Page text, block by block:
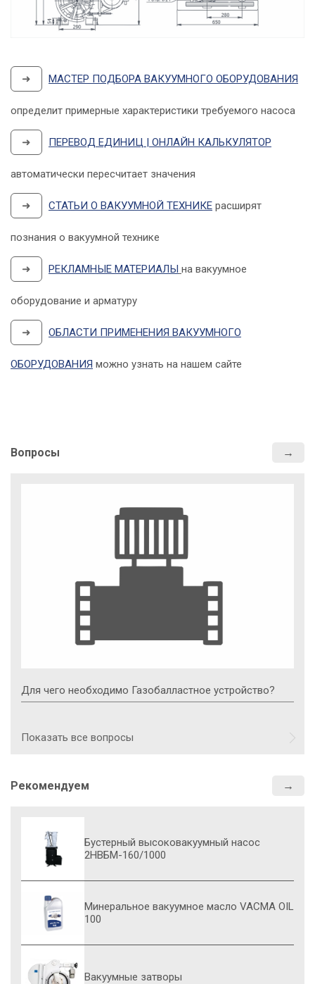
➜ МАСТЕР ПОДБОРА ВАКУУМНОГО ОБОРУДОВАНИЯ
определит примерные характеристики требуемого насоса
➜ ПЕРЕВОД ЕДИНИЦ | ОНЛАЙН КАЛЬКУЛЯТОР
автоматически пересчитает значения
➜ СТАТЬИ О ВАКУУМНОЙ ТЕХНИКЕ расширят
познания о вакуумной технике
➜ РЕКЛАМНЫЕ МАТЕРИАЛЫ на вакуумное
оборудование и арматуру
➜ ОБЛАСТИ ПРИМЕНЕНИЯ ВАКУУМНОГО
ОБОРУДОВАНИЯ можно узнать на нашем сайте
Вопросы
Для чего необходимо Газобалластное устройство?
Показать все вопросы
Рекомендуем
Бустерный высоковакуумный насос
2НВБМ-160/1000
Минеральное вакуумное масло VACMA OIL
100
Вакуумные затворы